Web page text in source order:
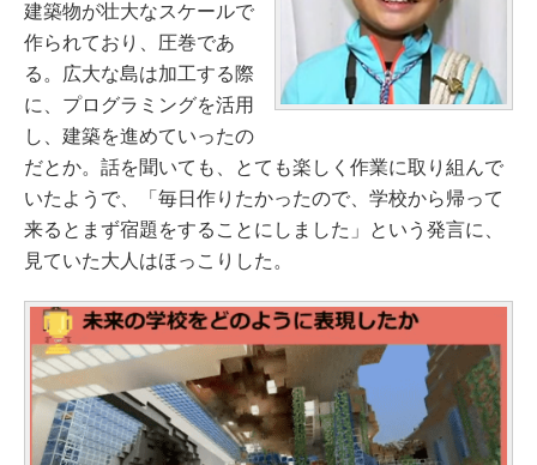
建築物が壮大なスケールで
作られており、圧巻であ
る。広大な島は加工する際
に、プログラミングを活用
し、建築を進めていったの
だとか。話を聞いても、とても楽しく作業に取り組んで
いたようで、「毎日作りたかったので、学校から帰って
来るとまず宿題をすることにしました」という発言に、
見ていた大人はほっこりした。